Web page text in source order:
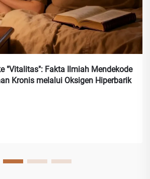
"Vitalitas": Fakta Ilmiah Mendekode
Kronis melalui Oksigen Hiperbarik